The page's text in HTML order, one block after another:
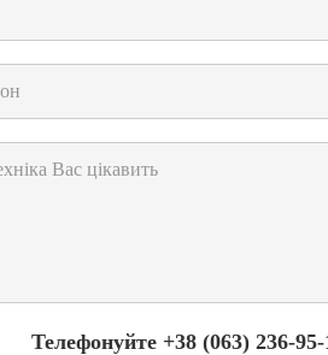
Телефонуйте +38 (063) 236-95-